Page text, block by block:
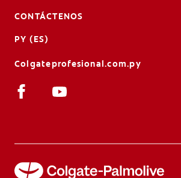
CONTÁCTENOS
PY (ES)
Colgateprofesional.com.py